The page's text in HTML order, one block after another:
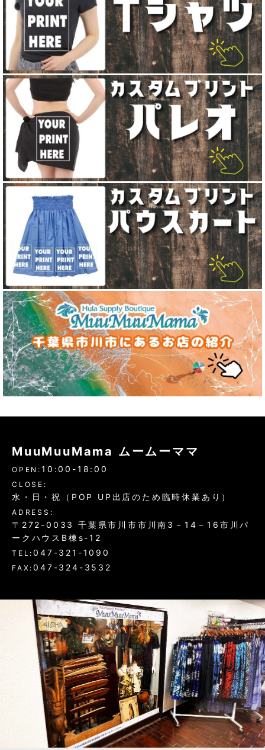
MuuMuuMama ムームーママ
OPEN: 10:00-18:00
CLOSE:
水・日・祝（POP UP出店のため臨時休業あり）
ADRESS:
〒272-0033 千葉県市川市市川南3－14－16市川パ
ークハウスB棟s-12
TEL:047-321-1090
FAX:047-324-3532